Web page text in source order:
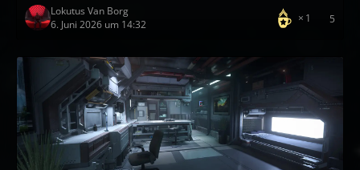
Lokutus Van Borg
6. Juni 2026 um 14:32
1 5